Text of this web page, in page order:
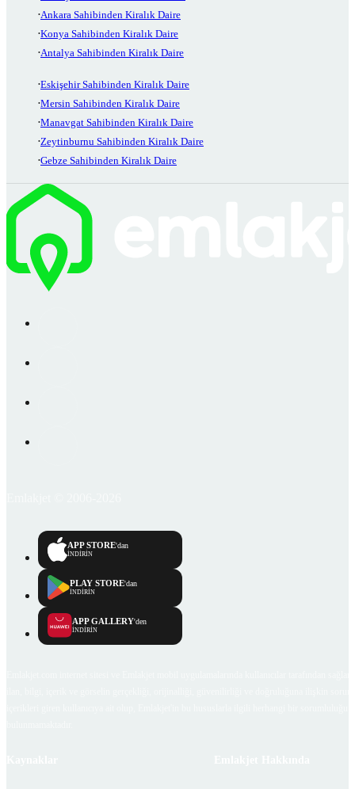
Ankara Sahibinden Kiralık Daire
Konya Sahibinden Kiralık Daire
Antalya Sahibinden Kiralık Daire
Eskişehir Sahibinden Kiralık Daire
Mersin Sahibinden Kiralık Daire
Manavgat Sahibinden Kiralık Daire
Zeytinburnu Sahibinden Kiralık Daire
Gebze Sahibinden Kiralık Daire
APP STORE'dan
İNDİRİN
PLAY STORE'dan
İNDİRİN
APP GALLERY'den
İNDİRİN